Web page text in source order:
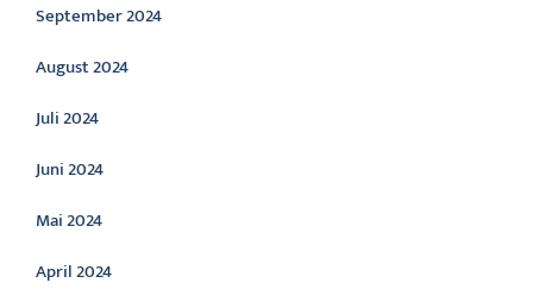
September 2024
August 2024
Juli 2024
Juni 2024
Mai 2024
April 2024